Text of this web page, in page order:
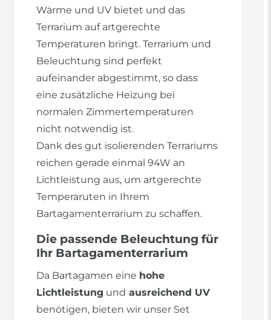
Wärme und UV bietet und das
Terrarium auf artgerechte
Temperaturen bringt. Terrarium und
Beleuchtung sind perfekt
aufeinander abgestimmt, so dass
eine zusätzliche Heizung bei
normalen Zimmertemperaturen
nicht notwendig ist.
Dank des gut isolierenden Terrariums
reichen gerade einmal 94W an
Lichtleistung aus, um artgerechte
Temperaruten in Ihrem
Bartagamenterrarium zu schaffen.
Die passende Beleuchtung für
Ihr Bartagamenterrarium
Da Bartagamen eine hohe
Lichtleistung und ausreichend UV
benötigen, bieten wir unser Set